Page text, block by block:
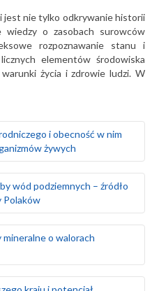
jest nie tylko odkrywanie historii
wiedzy o zasobach surowców
rozpoznawanie stanu i
elementów środowiska
życia i zdrowie ludzi. W
i obecność w nim
żywych
człowieka
wód
oraz osadów
wodne w rejonie
dla środowiska
przemysłowe, magazyny
jednostki wojskowe
wód podziemnych – źródło
Polaków
kraju
zasobów wód
i wyznaczamy obszary
mineralne o walorach